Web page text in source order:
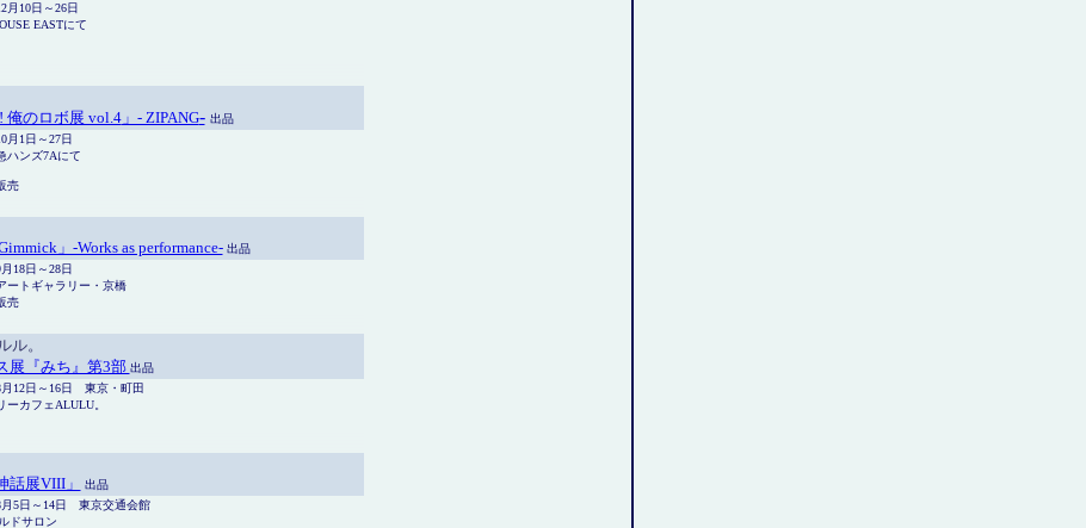
月10日～26日
EASTにて
俺のロボ展 vol.4」- ZIPANG- 出品
月1日～27日
ハンズ7Aにて
売
」-Works as performance- 出品
月18日～28日
ートギャラリー・京橋
売
ル。
展『みち』第3部 出品
月12日～16日 東京・町田
ーカフェALULU。
話展VIII」
出品
月5日～14日 東京交通会館
ドサロン